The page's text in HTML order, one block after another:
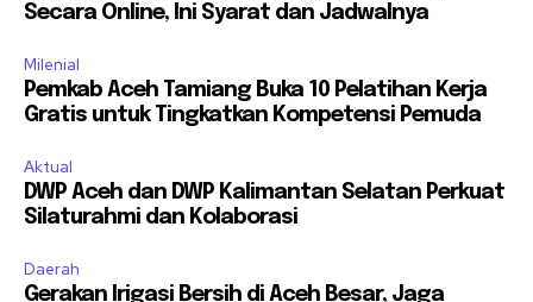
Secara Online, Ini Syarat dan Jadwalnya
Milenial
Pemkab Aceh Tamiang Buka 10 Pelatihan Kerja
Gratis untuk Tingkatkan Kompetensi Pemuda
Aktual
DWP Aceh dan DWP Kalimantan Selatan Perkuat
Silaturahmi dan Kolaborasi
Daerah
Gerakan Irigasi Bersih di Aceh Besar, Jaga